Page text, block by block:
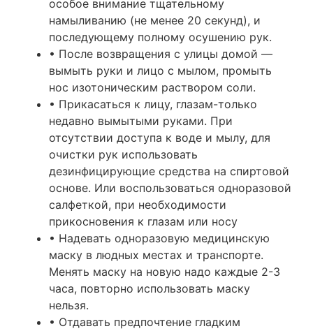
особое внимание тщательному
намыливанию (не менее 20 секунд), и
последующему полному осушению рук.
• После возвращения с улицы домой —
вымыть руки и лицо с мылом, промыть
нос изотоническим раствором соли.
• Прикасаться к лицу, глазам-только
недавно вымытыми руками. При
отсутствии доступа к воде и мылу, для
очистки рук использовать
дезинфицирующие средства на спиртовой
основе. Или воспользоваться одноразовой
салфеткой, при необходимости
прикосновения к глазам или носу
• Надевать одноразовую медицинскую
маску в людных местах и транспорте.
Менять маску на новую надо каждые 2-3
часа, повторно использовать маску
нельзя.
• Отдавать предпочтение гладким